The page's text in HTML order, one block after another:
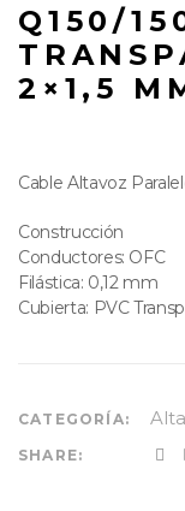
Q150/
2×1,5
Cable Altavoz
Construcción
Conductores: OFC
Filástica: 0,12 mm
Cubierta: PVC
CATEGORÍA:
SHARE: